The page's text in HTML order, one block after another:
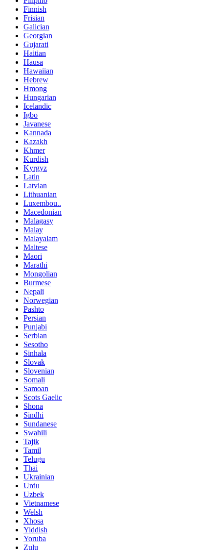
Finnish
Frisian
Galician
Georgian
Gujarati
Haitian
Hausa
Hawaiian
Hebrew
Hmong
Hungarian
Icelandic
Igbo
Javanese
Kannada
Kazakh
Khmer
Kurdish
Kyrgyz
Latin
Latvian
Lithuanian
Luxembou..
Macedonian
Malagasy
Malay
Malayalam
Maltese
Maori
Marathi
Mongolian
Burmese
Nepali
Norwegian
Pashto
Persian
Punjabi
Serbian
Sesotho
Sinhala
Slovak
Slovenian
Somali
Samoan
Scots Gaelic
Shona
Sindhi
Sundanese
Swahili
Tajik
Tamil
Telugu
Thai
Ukrainian
Urdu
Uzbek
Vietnamese
Welsh
Xhosa
Yiddish
Yoruba
Zulu